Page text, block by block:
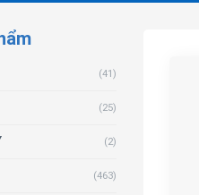
(41)
(25)
(2)
(463)